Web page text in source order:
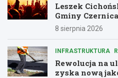
Leszek
Gminy
8 sierpnia 2026
INFRASTRUKTURA
Rewolucja na
zyska nową